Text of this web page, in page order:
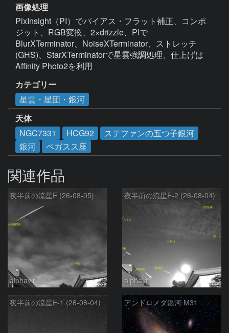
画像処理
PixInsight（PI）でバイアス・フラット補正、コンポ
ジット、RGB変換、2×drizzle、PIで
BlurXTerminator、NoiseXTerminator、ストレッチ
(GHS)、StarXTerminatorで星雲強調処理、仕上げは
Affinity Photo2を利用
カテゴリー
星雲・星団・銀河
天体
NGC7331
HCG92
ステファンの五つ子銀河
銀河
ペガスス座
関連作品
夜半前の流星E (26-08-05)
alphavir
夜半前の流星E-2 (26-08-04)
alphavir
夜半前の流星E-1 (26-08-04) アンドロメダ銀河 M31